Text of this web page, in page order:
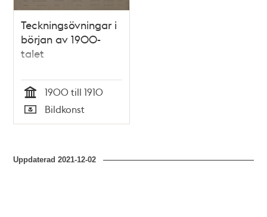
Teckningsövningar i
början av 1900-
talet
Tid
1900 till 1910
Typ
Bildkonst
Uppdaterad2021-12-02